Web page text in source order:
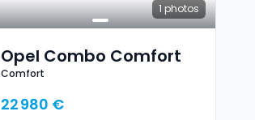
1 photos
Opel Combo Comfort
Comfort
22 980 €